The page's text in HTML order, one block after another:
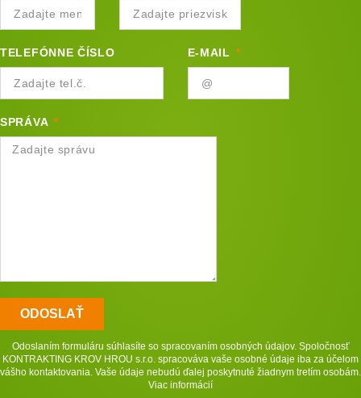
TELEFÓNNE ČÍSLO E-MAIL
SPRÁVA
ODOSLAŤ
Odoslaním formuláru súhlasíte so spracovaním osobných údajov. Spoločnosť
KONTRAKTING KROV HROU s.r.o. spracováva vaše osobné údaje iba za účelom
vášho kontaktovania. Vaše údaje nebudú ďalej poskytnuté žiadnym tretím osobám.
Viac informácií